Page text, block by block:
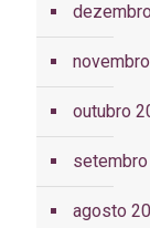
outubro
agosto